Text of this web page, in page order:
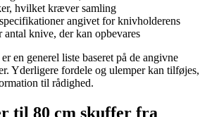
hvilket kræver samling
angivet for knivholderens
antal knive, der kan opbevares
en generel liste baseret på de angivne
Yderligere fordele og ulemper kan tilføjes,
til rådighed.
til 80 cm skuffer fra